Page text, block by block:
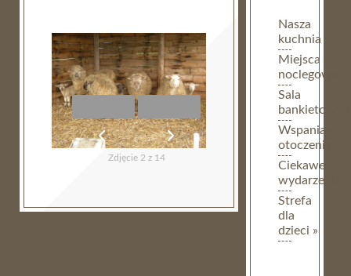
Zdjęcie 2 z 14
Nasza
kuchnia »
Miejsca
noclegowe »
Sala
bankietowa »
Wspaniałe
otoczenie »
Ciekawe
wydarzenia »
Strefa
dla
dzieci »